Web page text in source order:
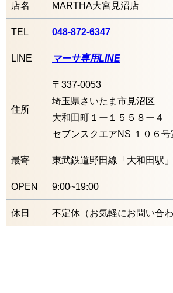
店名 MARTHA大宮見沼店
TEL 048-872-6347
LINE マーサ専用LINE
住所
〒337-0053
埼玉県さいたま市見沼区
大和田町１ー１５５８ー４
セブンスクエアNS １０６号
最寄 東武鉄道野田線「大和田駅
OPEN 9:00~19:00
休日 不定休（お気軽にお問い合